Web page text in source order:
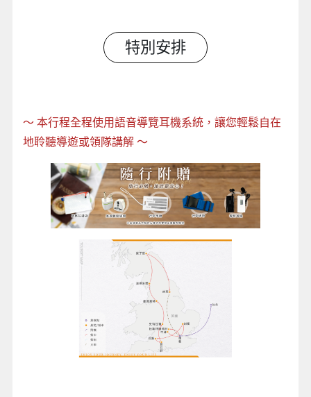
特別安排
～ 本行程全程使用語音導覽耳機系統，讓您輕鬆自在
地聆聽導遊或領隊講解～